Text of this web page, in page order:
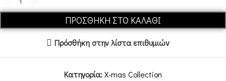
ΠΡΟΣΘΉΚΗ ΣΤΟ ΚΑΛΆΘΙ
Πρόσθήκη στην λίστα επιθυμιών
Κατηγορία:X-mas Collection